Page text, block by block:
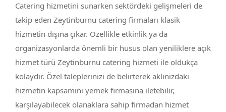
Catering hizmetini sunarken sektördeki gelişmeleri de
takip eden Zeytinburnu catering firmaları klasik
hizmetin dışına çıkar. Özellikle etkinlik ya da
organizasyonlarda önemli bir husus olan yeniliklere açık
hizmet türü Zeytinburnu catering hizmeti ile oldukça
kolaydır. Özel taleplerinizi de belirterek aklınızdaki
hizmetin kapsamını yemek firmasına iletebilir,
karşılayabilecek olanaklara sahip firmadan hizmet